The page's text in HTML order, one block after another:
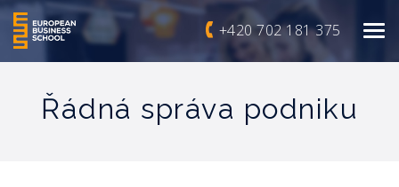
+420 702 181 375
Řádná správa podniku